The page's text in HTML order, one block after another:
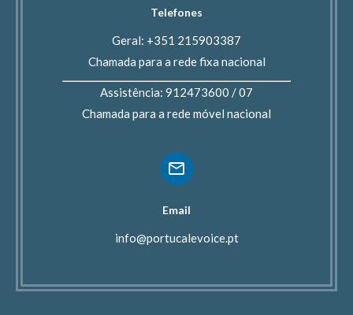
Telefones
Geral: +351 215903387
Chamada para a rede fixa nacional
Assistência: 912473600 / 07
Chamada para a rede móvel nacional
Email
info@portucalevoice.pt